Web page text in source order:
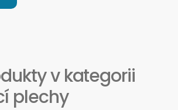
v kategorii
plechy